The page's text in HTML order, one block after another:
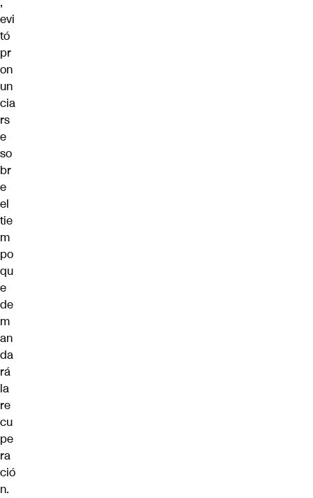
evi
tó
pr
on
un
cia
rs
e
so
br
e
el
tie
m
po
qu
e
de
m
an
da
rá
la
re
cu
pe
ra
ció
n.